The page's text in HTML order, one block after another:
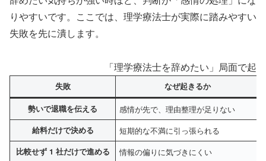
りやすいです。ここでは、理学療法士が実際に踏みやすい
失敗を先に潰します。
「理学療法士を辞めたい」局面で起
失敗 なぜ起きるか
勢いで退職を伝える 感情が先で、理由整理が足りない
給料だけで決める 短期的な不満に引っ張られる
比較せず 1 社だけで進める 情報の偏りに気づきにくい